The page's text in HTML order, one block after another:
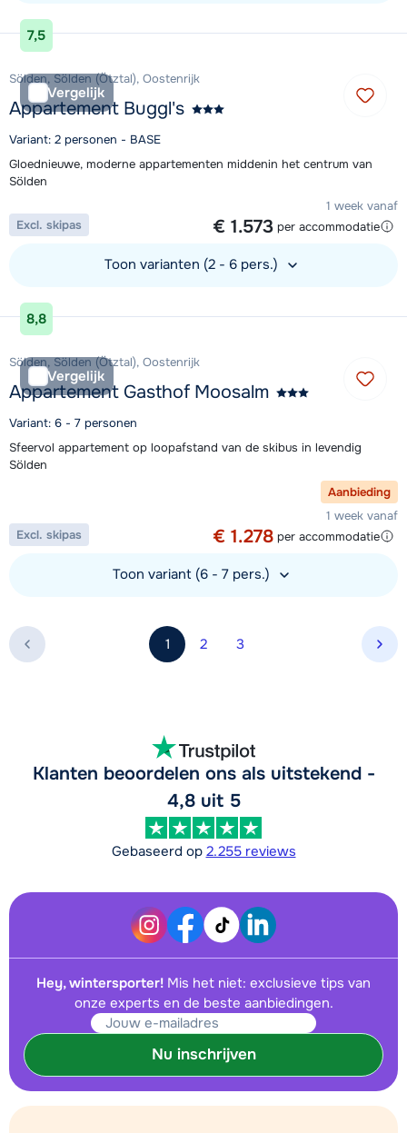
Bekijk accommodatie
7,5
Vergelijk
Sölden, Sölden (Ötztal), Oostenrijk
Appartement Buggl's
Variant: 2 personen - BASE
Gloednieuwe, moderne appartementen middenin het centrum van
Sölden
1 week vanaf
€ 1.573 per accommodatie
Excl. skipas
Toon varianten (2 - 6 pers.)
Bekijk accommodatie
8,8
Vergelijk
Sölden, Sölden (Ötztal), Oostenrijk
Appartement Gasthof Moosalm
Variant: 6 - 7 personen
Sfeervol appartement op loopafstand van de skibus in levendig
Sölden
Aanbieding
1 week vanaf
€ 1.278 per accommodatie
Excl. skipas
Toon variant (6 - 7 pers.)
1 2 3
Klanten beoordelen ons als uitstekend -
4,8 uit 5
Gebaseerd op 2.255 reviews
Hey, wintersporter! Mis het niet: exclusieve tips van
onze experts en de beste aanbiedingen.
Nu inschrijven